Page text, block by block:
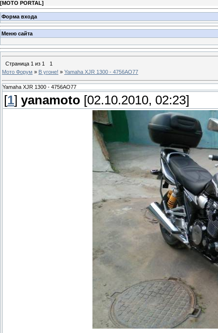
[MOTO PORTAL]
Форма входа
Меню сайта
Страница 1 из 1
1
Мото Форум » В угоне! » Yamaha XJR 1300 - 4756АО77
Yamaha XJR 1300 - 4756АО77
[1] yanamoto [02.10.2010, 02:23]